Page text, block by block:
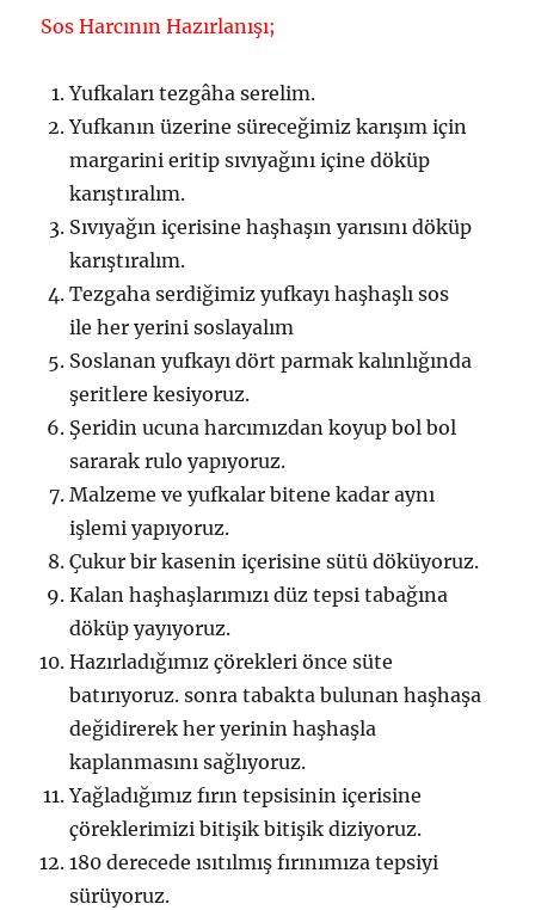
Sos Harcının Hazırlanışı;
Yufkaları tezgâha serelim.
Yufkanın üzerine süreceğimiz karışım için
margarini eritip sıvıyağını içine döküp
karıştıralım.
Sıvıyağın içerisine haşhaşın yarısını döküp
karıştıralım.
Tezgaha serdiğimiz yufkayı haşhaşlı sos
ile her yerini soslayalım
Soslanan yufkayı dört parmak kalınlığında
şeritlere kesiyoruz.
Şeridin ucuna harcımızdan koyup bol bol
sararak rulo yapıyoruz.
Malzeme ve yufkalar bitene kadar aynı
işlemi yapıyoruz.
Çukur bir kasenin içerisine sütü döküyoruz.
Kalan haşhaşlarımızı düz tepsi tabağına
döküp yayıyoruz.
Hazırladığımız çörekleri önce süte
batırıyoruz. sonra tabakta bulunan haşhaşa
değidirerek her yerinin haşhaşla
kaplanmasını sağlıyoruz.
Yağladığımız fırın tepsisinin içerisine
çöreklerimizi bitişik bitişik diziyoruz.
180 derecede ısıtılmış fırınımıza tepsiyi
sürüyoruz.